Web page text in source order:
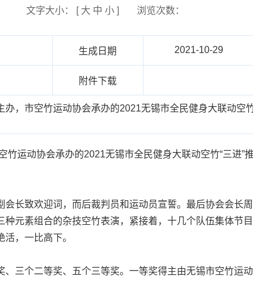
文字大小： [ 大 中 小] 浏览次数：
生成日期 2021-10-29
附件下载
，市空竹运动协会承办的2021无锡市全民健身大联动空
动协会承办的2021无锡市全民健身大联动空竹“三进”
致欢迎词，而后裁判员和运动员宣誓。最后协会会长
元素组合的杂技空竹表演，紧接着，十几个队伍集体节
，一比高下。
个二等奖、五个三等奖。一等奖得主由无锡市空竹运动